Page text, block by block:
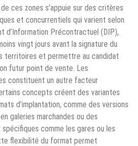
ces zones s’appuie sur des critères
et concurrentiels qui varient selon
d’Information Précontractuel (DIP),
vingt jours avant la signature du
territoires et permettre au candidat
futur point de vente. Les
constituent un autre facteur
concepts créent des variantes
d’implantation, comme des versions
galeries marchandes ou des
comme les gares ou les
flexibilité du format permet